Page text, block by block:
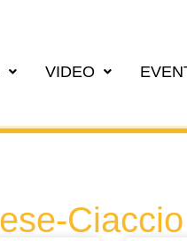
VIDEO
Ciaccio